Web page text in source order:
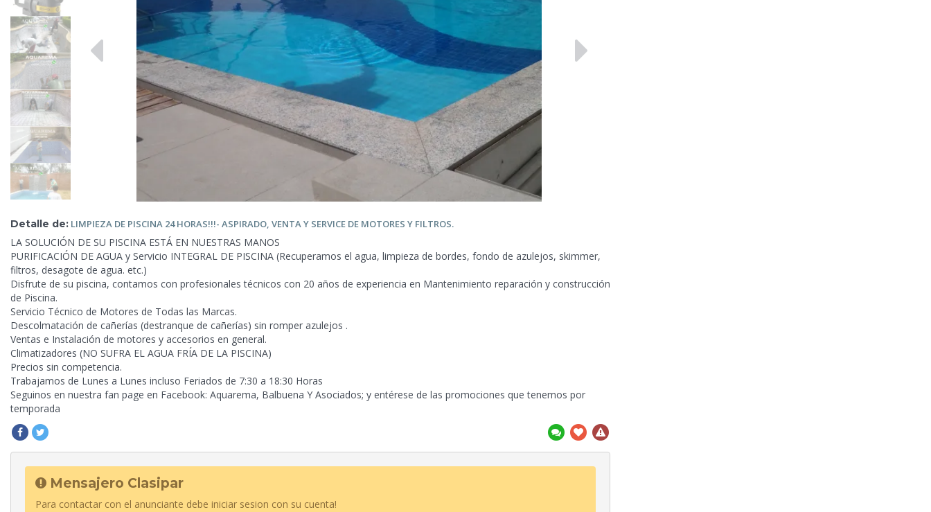
Detalle de: LIMPIEZA DE PISCINA 24 HORAS!!!- ASPIRADO, VENTA Y SERVICE DE MOTORES Y FILTROS.
LA SOLUCIÓN DE SU PISCINA ESTÁ EN NUESTRAS MANOS
PURIFICACIÓN DE AGUA y Servicio INTEGRAL DE PISCINA (Recuperamos el agua, limpieza de bordes, fondo de azulejos, skimmer,
filtros, desagote de agua. etc.)
Disfrute de su piscina, contamos con profesionales técnicos con 20 años de experiencia en Mantenimiento reparación y construcción
de Piscina.
Servicio Técnico de Motores de Todas las Marcas.
Descolmatación de cañerías (destranque de cañerías) sin romper azulejos .
Ventas e Instalación de motores y accesorios en general.
Climatizadores (NO SUFRA EL AGUA FRÍA DE LA PISCINA)
Precios sin competencia.
Trabajamos de Lunes a Lunes incluso Feriados de 7:30 a 18:30 Horas
Seguinos en nuestra fan page en Facebook: Aquarema, Balbuena Y Asociados; y entérese de las promociones que tenemos por
temporada
Mensajero Clasipar
Para contactar con el anunciante debe iniciar sesion con su cuenta!